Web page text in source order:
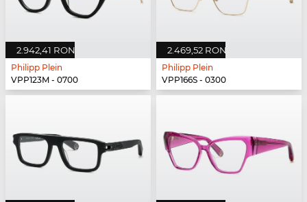
2.942,41 RON
Philipp Plein
VPP123M - 0700
2.469,52 RON
Philipp Plein
VPP166S - 0300